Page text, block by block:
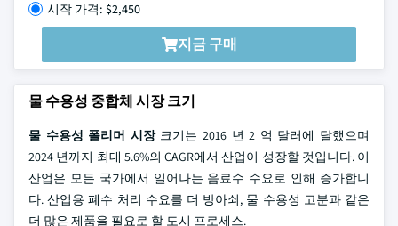
시작 가격: $2,450
지금 구매
물 수용성 중합체 시장 크기
물 수용성 폴리머 시장크기는 2016 년 2 억 달러에 달했으며
2024 년까지 최대 5.6%의 CAGR에서 산업이 성장할 것입니다. 이
산업은 모든 국가에서 일어나는 음료수 수요로 인해 증가합니
다. 산업용 폐수 처리 수요를 더 방아쇠, 물 수용성 고분과 같은
더 많은 제품을 필요로 할 도시 프로세스.